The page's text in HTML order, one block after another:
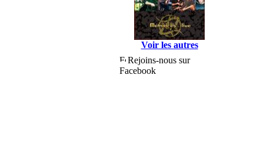
Voir les autres
Rejoins-nous sur
Facebook